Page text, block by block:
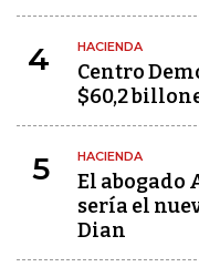
4 HACIENDA
Centro
$60,2
5 HACIENDA
El abogado
sería el
Dian